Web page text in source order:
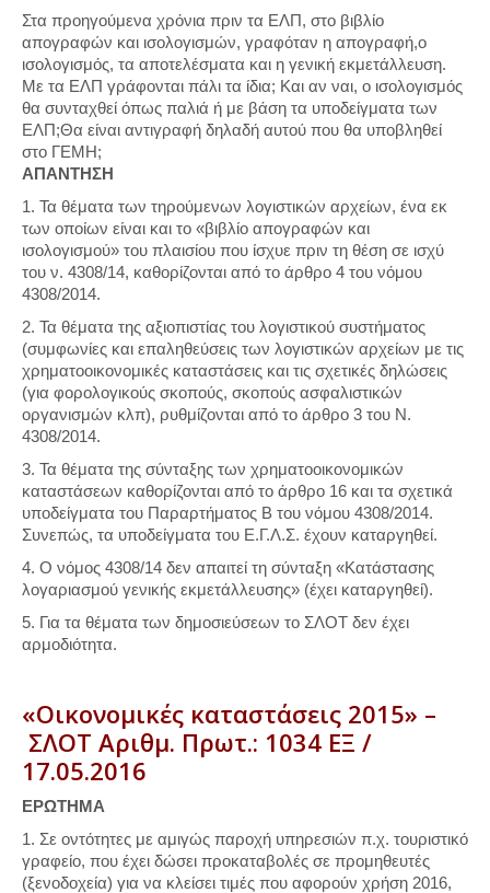
Στα προηγούμενα χρόνια πριν τα ΕΛΠ, στο βιβλίο
απογραφών και ισολογισμών, γραφόταν η απογραφή,ο
ισολογισμός, τα αποτελέσματα και η γενική εκμετάλλευση.
Με τα ΕΛΠ γράφονται πάλι τα ίδια; Και αν ναι, ο ισολογισμός
θα συνταχθεί όπως παλιά ή με βάση τα υποδείγματα των
ΕΛΠ;Θα είναι αντιγραφή δηλαδή αυτού που θα υποβληθεί
στο ΓΕΜΗ;
ΑΠΑΝΤΗΣΗ
1. Τα θέματα των τηρούμενων λογιστικών αρχείων, ένα εκ
των οποίων είναι και το «βιβλίο απογραφών και
ισολογισμού» του πλαισίου που ίσχυε πριν τη θέση σε ισχύ
του ν. 4308/14, καθορίζονται από το άρθρο 4 του νόμου
4308/2014.
2. Τα θέματα της αξιοπιστίας του λογιστικού συστήματος
(συμφωνίες και επαληθεύσεις των λογιστικών αρχείων με τις
χρηματοοικονομικές καταστάσεις και τις σχετικές δηλώσεις
(για φορολογικούς σκοπούς, σκοπούς ασφαλιστικών
οργανισμών κλπ), ρυθμίζονται από το άρθρο 3 του Ν.
4308/2014.
3. Τα θέματα της σύνταξης των χρηματοοικονομικών
καταστάσεων καθορίζονται από το άρθρο 16 και τα σχετικά
υποδείγματα του Παραρτήματος Β του νόμου 4308/2014.
Συνεπώς, τα υποδείγματα του Ε.Γ.Λ.Σ. έχουν καταργηθεί.
4. Ο νόμος 4308/14 δεν απαιτεί τη σύνταξη «Κατάστασης
λογαριασμού γενικής εκμετάλλευσης» (έχει καταργηθεί).
5. Για τα θέματα των δημοσιεύσεων το ΣΛΟΤ δεν έχει
αρμοδιότητα.
«Οικονομικές καταστάσεις 2015» –
ΣΛΟΤ Αριθμ. Πρωτ.: 1034 ΕΞ /
17.05.2016
ΕΡΩΤΗΜΑ
1. Σε οντότητες με αμιγώς παροχή υπηρεσιών π.χ. τουριστικό
γραφείο, που έχει δώσει προκαταβολές σε προμηθευτές
(ξενοδοχεία) για να κλείσει τιμές που αφορούν χρήση 2016,